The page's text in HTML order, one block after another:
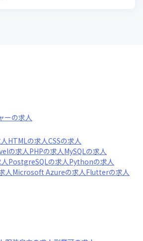
ーの求人
HTMLの求人CSSの求人
の求人PHPの求人MySQLの求人
PostgreSQLの求人Pythonの求人
人Microsoft Azureの求人Flutterの求人